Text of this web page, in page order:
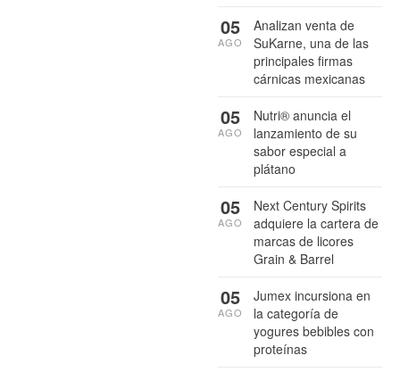
Analizan venta de
SuKarne, una de las
principales firmas
cárnicas mexicanas
05
AGO
Nutri® anuncia el
lanzamiento de su
sabor especial a
plátano
05
AGO
Next Century Spirits
adquiere la cartera de
marcas de licores
Grain & Barrel
05
AGO
Jumex incursiona en
la categoría de
yogures bebibles con
proteínas
05
AGO